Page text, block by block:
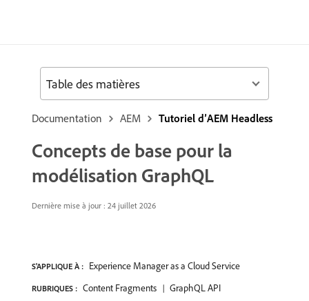
Documentation AEM Tutoriel d’AEM Headless
Concepts de base pour la
modélisation GraphQL
Dernière mise à jour : 24 juillet 2026
S'APPLIQUE À : Experience Manager as a Cloud Service
RUBRIQUES : Content Fragments GraphQL API
Table des matières